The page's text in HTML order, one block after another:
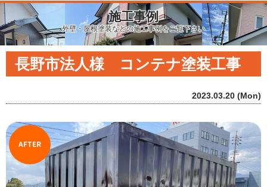
施工事例
外壁・屋根塗装などの施工事例をご覧下さい
長野市法人様 コンテナ塗装工事
2023.03.20 (Mon)
AFTER